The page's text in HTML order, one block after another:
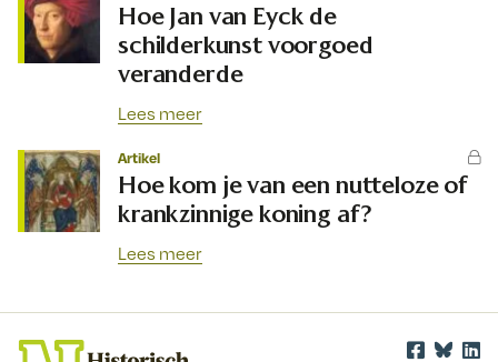
Hoe Jan van Eyck de
schilderkunst voorgoed
veranderde
Lees meer
Artikel
Hoe kom je van een nutteloze of
krankzinnige koning af?
Lees meer